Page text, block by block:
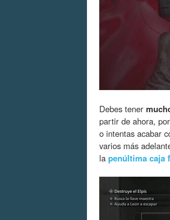
Debes tener
partir de ahora,
o intentas acabar
varios más
la penúltima caja